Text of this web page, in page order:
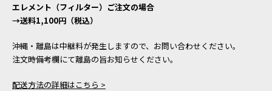
エレメント（フィルター）ご注文の場合
→送料1,100円（税込）
沖縄・離島は中継料が発生しますので、お問い合わせください。
注文時備考欄にて離島の旨お知らせください。
配送方法の詳細はこちら >